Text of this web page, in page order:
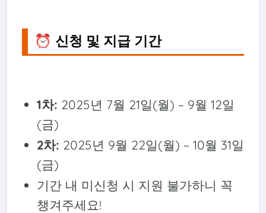
⏰ 신청 및 지급 기간
1차: 2025년 7월 21일(월) ~ 9월 12일
(금)
2차: 2025년 9월 22일(월) ~ 10월 31일
(금)
기간 내 미신청 시 지원 불가하니 꼭
챙겨주세요!